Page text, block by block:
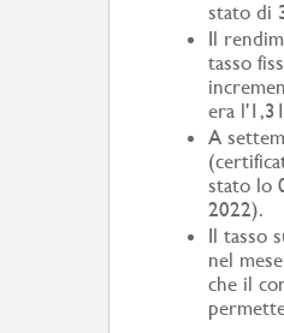
stato di
Il
tasso
era
A
stato lo
2022).
Il tasso
nel
che il